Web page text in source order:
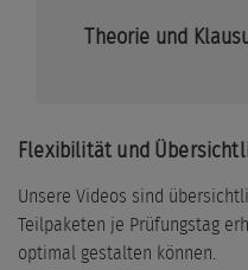
Theorie und
Flexibilität und
Unsere Videos sind
Teilpaketen je Prüfungstag
optimal gestalten können.